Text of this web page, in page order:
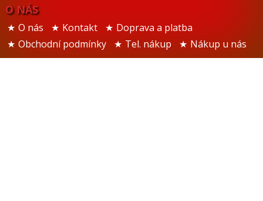
O NÁS
O nás Kontakt
Doprava a platba
Obchodní podmínky
Tel. nákup Nákup u nás